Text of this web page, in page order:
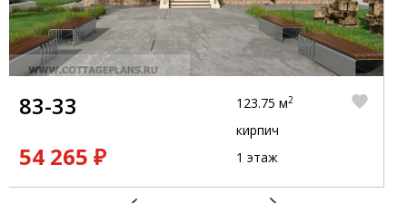
83-33
54 265 ₽
123.75 м2
кирпич
1 этаж